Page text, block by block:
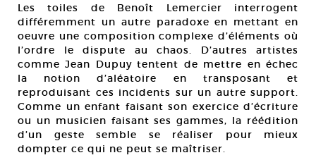
Les toiles de Benoît Lemercier interrogent
différemment un autre paradoxe en mettant en
oeuvre une composition complexe d’éléments où
l’ordre le dispute au chaos. D’autres artistes
comme Jean Dupuy tentent de mettre en échec
la notion d’aléatoire en transposant et
reproduisant ces incidents sur un autre support.
Comme un enfant faisant son exercice d’écriture
ou un musicien faisant ses gammes, la réédition
d’un geste semble se réaliser pour mieux
dompter ce qui ne peut se maîtriser.